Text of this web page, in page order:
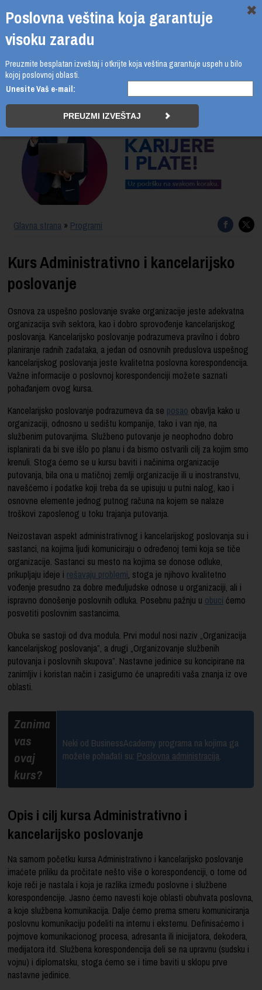
Poslovna veština koja garantuje
visoku zaradu
Preuzmite besplatan izveštaj i otkrijte koja veština garantuje uspeh u bilo
kojoj poslovnoj oblasti.
Unesite Vaš e-mail:
011 4011 210
PROGRAMI
UPIS
ŠTA DOBIJATE
UČENJE NA DALJINU
SERTIFIKACIJA
Glavna strana » Programi
Kurs Administrativno i kancelarijsko
poslovanje
Osnova za uspešno poslovanje svake organizacije jeste adekvatna
organizacija svih sektora, kao i dobro sprovođenje kancelarijskog
poslovanja. Kancelarijsko poslovanje podrazumeva pravilno i dobro
planiranje radnih zadataka, a jedan od osnovnih preduslova uspešnog
kancelarijskog poslovanja jeste kvalitetna poslovna korespondencija.
Važne informacije o poslovnoj korespondenciji možete saznati
pohađanjem ovog kursa.
Kancelarijsko poslovanje podrazumeva da se posao obavlja kako u
organizaciji, odnosno u sedištu kompanije, tako i van nje, na
službenim putovanjima. Službeno putovanje je neophodno dobro
isplanirati da bi sve išlo po planu i da bismo ostvarili cilj za kojim smo
krenuli. Stoga ćemo se u kursu baviti i načinima organizacije
putovanja, bila ona u matičnoj zemlji organizacije ili u inostranstvu,
navešćemo i podatke koji treba da se upisuju u putni nalog, kao i
osnovne elemente jednog putnog računa na kojem se nalaze
troškovi zaposlenog u toku trajanja putovanja.
Neizostavan aspekt administrativnog i kancelarijskog poslovanja su i
sastanci, na kojima ljudi komuniciraju o određenoj temi koja se tiče
organizacije. Sastanci su mesto na kojima se donose odluke,
prikupljaju ideje i rešavaju problemi, stoga je njihovo kvalitetno
vođenje presudno za dobre međuljudske odnose u organizaciji, ali i
ispravno donošenje poslovnih odluka. Posebnu pažnju u obuci ćemo
posvetiti poslovnim sastancima.
Obuka se sastoji od dva modula. Prvi modul nosi naziv „Organizacija
kancelarijskog poslovanja”, a drugi „Organizovanje službenih
putovanja i poslovnih skupova”. Nastavne jedinice su koncipirane na
zanimljiv i koristan način i zasigurno će unaprediti vaša znanja iz ove
oblasti.
Zanima
vas
ovaj
kurs?
Neki od BusinessAcademy programa na kojima ga
možete pohađati su: Poslovna administracija.
Opis i cilj kursa Administrativno i
kancelarijsko poslovanje
Na samom početku kursa Administrativno i kancelarijsko poslovanje
imaćete priliku da pročitate nešto više o korespondenciji, o tome od
koje reči je nastala i koja je razlika između poslovne i službene
korespondencije. Jasno ćemo navesti koje oblasti obuhvata poslovna,
a koje službena komunikacija. Dalje ćemo prema smeru komuniciranja
poslovnu komunikaciju podeliti na internu i eksternu. Definisaćemo i
pojmove komunikacionog procesa, adresanta ili inicijatora, dekodera,
medijatora itd. Službena korespondencija deli se na upravnu (sudsku i
vojnu) i diplomatsku, stoga ćemo se i time baviti u sklopu prve
nastavne jedinice.